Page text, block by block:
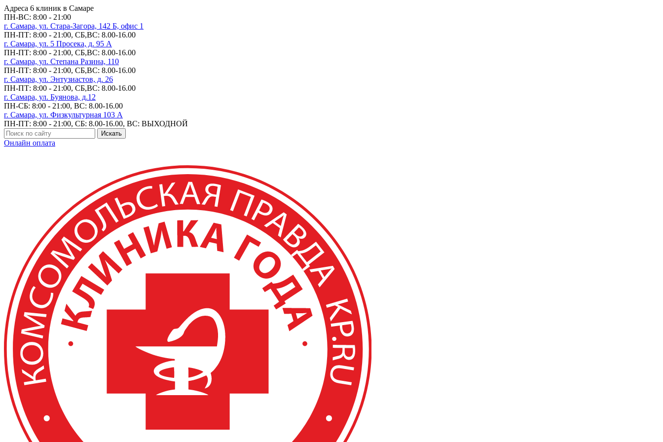
Адреса 6 клиник в Самаре
ПН-ВC: 8:00 - 21:00
г. Самара, ул. Стара-Загора, 142 Б, офис 1
ПН-ПТ: 8:00 - 21:00, СБ,ВС: 8.00-16.00
г. Самара, ул. 5 Просека, д. 95 А
ПН-ПТ: 8:00 - 21:00, СБ,ВС: 8.00-16.00
г. Самара, ул. Степана Разина, 110
ПН-ПТ: 8:00 - 21:00, СБ,ВС: 8.00-16.00
г. Самара, ул. Энтузиастов, д. 26
ПН-ПТ: 8:00 - 21:00, СБ,ВС: 8.00-16.00
г. Самара, ул. Буянова, д.12
ПН-СБ: 8:00 - 21:00, ВС: 8.00-16.00
г. Самара, ул. Физкультурная 103 А
ПН-ПТ: 8:00 - 21:00, СБ: 8.00-16.00, ВС: ВЫХОДНОЙ
Искать
Онлайн оплата